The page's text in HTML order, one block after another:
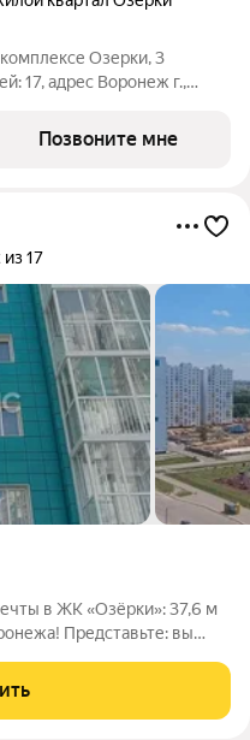
комплексе Озерки, 3
17, адрес Воронеж г.,
Позвоните мне
из 17
в ЖК «Озёрки»: 37,6 м
Представьте: вы
но продуманное